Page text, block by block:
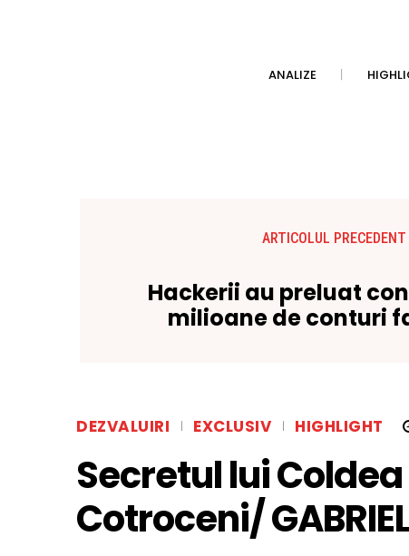
ANALIZE
ARTICOLUL PRECEDENT
Hackerii au preluat
milioane de conturi